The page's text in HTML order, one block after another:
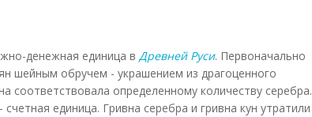
денежная единица в Древней Руси. Первоначально
шейным обручем - украшением из драгоценного
соответствовала определенному количеству серебра.
единица. Гривна серебра и гривна кун утратили